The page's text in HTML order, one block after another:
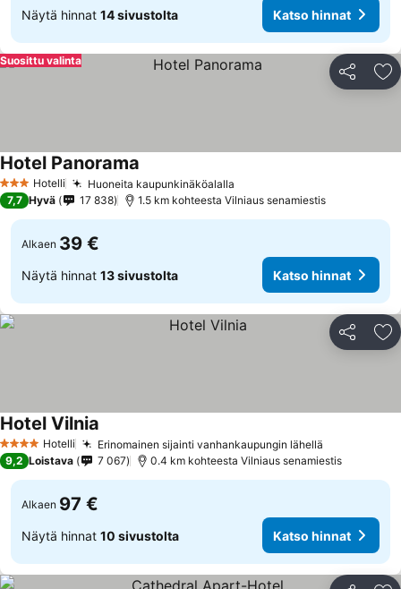
Näytä hinnat 14 sivustolta Katso hinnat
Jaa
Suosittu valinta
3 Tähtiluokitus
Hotelli Huoneita kaupunkinäköalalla
Hotel Panorama
7,7 Hyvä 17 838 1.5 km kohteesta Vilniaus senamiestis
Alkaen 39 €
Näytä hinnat 13 sivustolta Katso hinnat
Jaa
4 Tähtiluokitus
Hotelli Erinomainen sijainti vanhankaupungin lähellä
Hotel Vilnia
9,2 Loistava 7 067 0.4 km kohteesta Vilniaus senamiestis
Alkaen 97 €
Näytä hinnat 10 sivustolta Katso hinnat